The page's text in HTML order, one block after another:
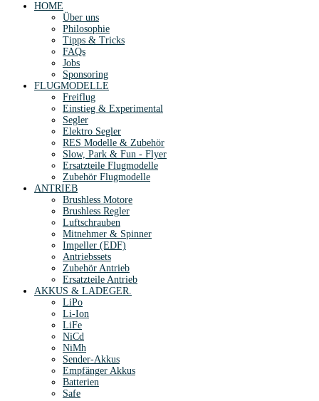
HOME
Über uns
Philosophie
Tipps & Tricks
FAQs
Jobs
Sponsoring
FLUGMODELLE
Freiflug
Einstieg & Experimental
Segler
Elektro Segler
RES Modelle & Zubehör
Slow, Park & Fun - Flyer
Ersatzteile Flugmodelle
Zubehör Flugmodelle
ANTRIEB
Brushless Motore
Brushless Regler
Luftschrauben
Mitnehmer & Spinner
Impeller (EDF)
Antriebssets
Zubehör Antrieb
Ersatzteile Antrieb
AKKUS & LADEGER.
LiPo
Li-Ion
LiFe
NiCd
NiMh
Sender-Akkus
Empfänger Akkus
Batterien
Safe